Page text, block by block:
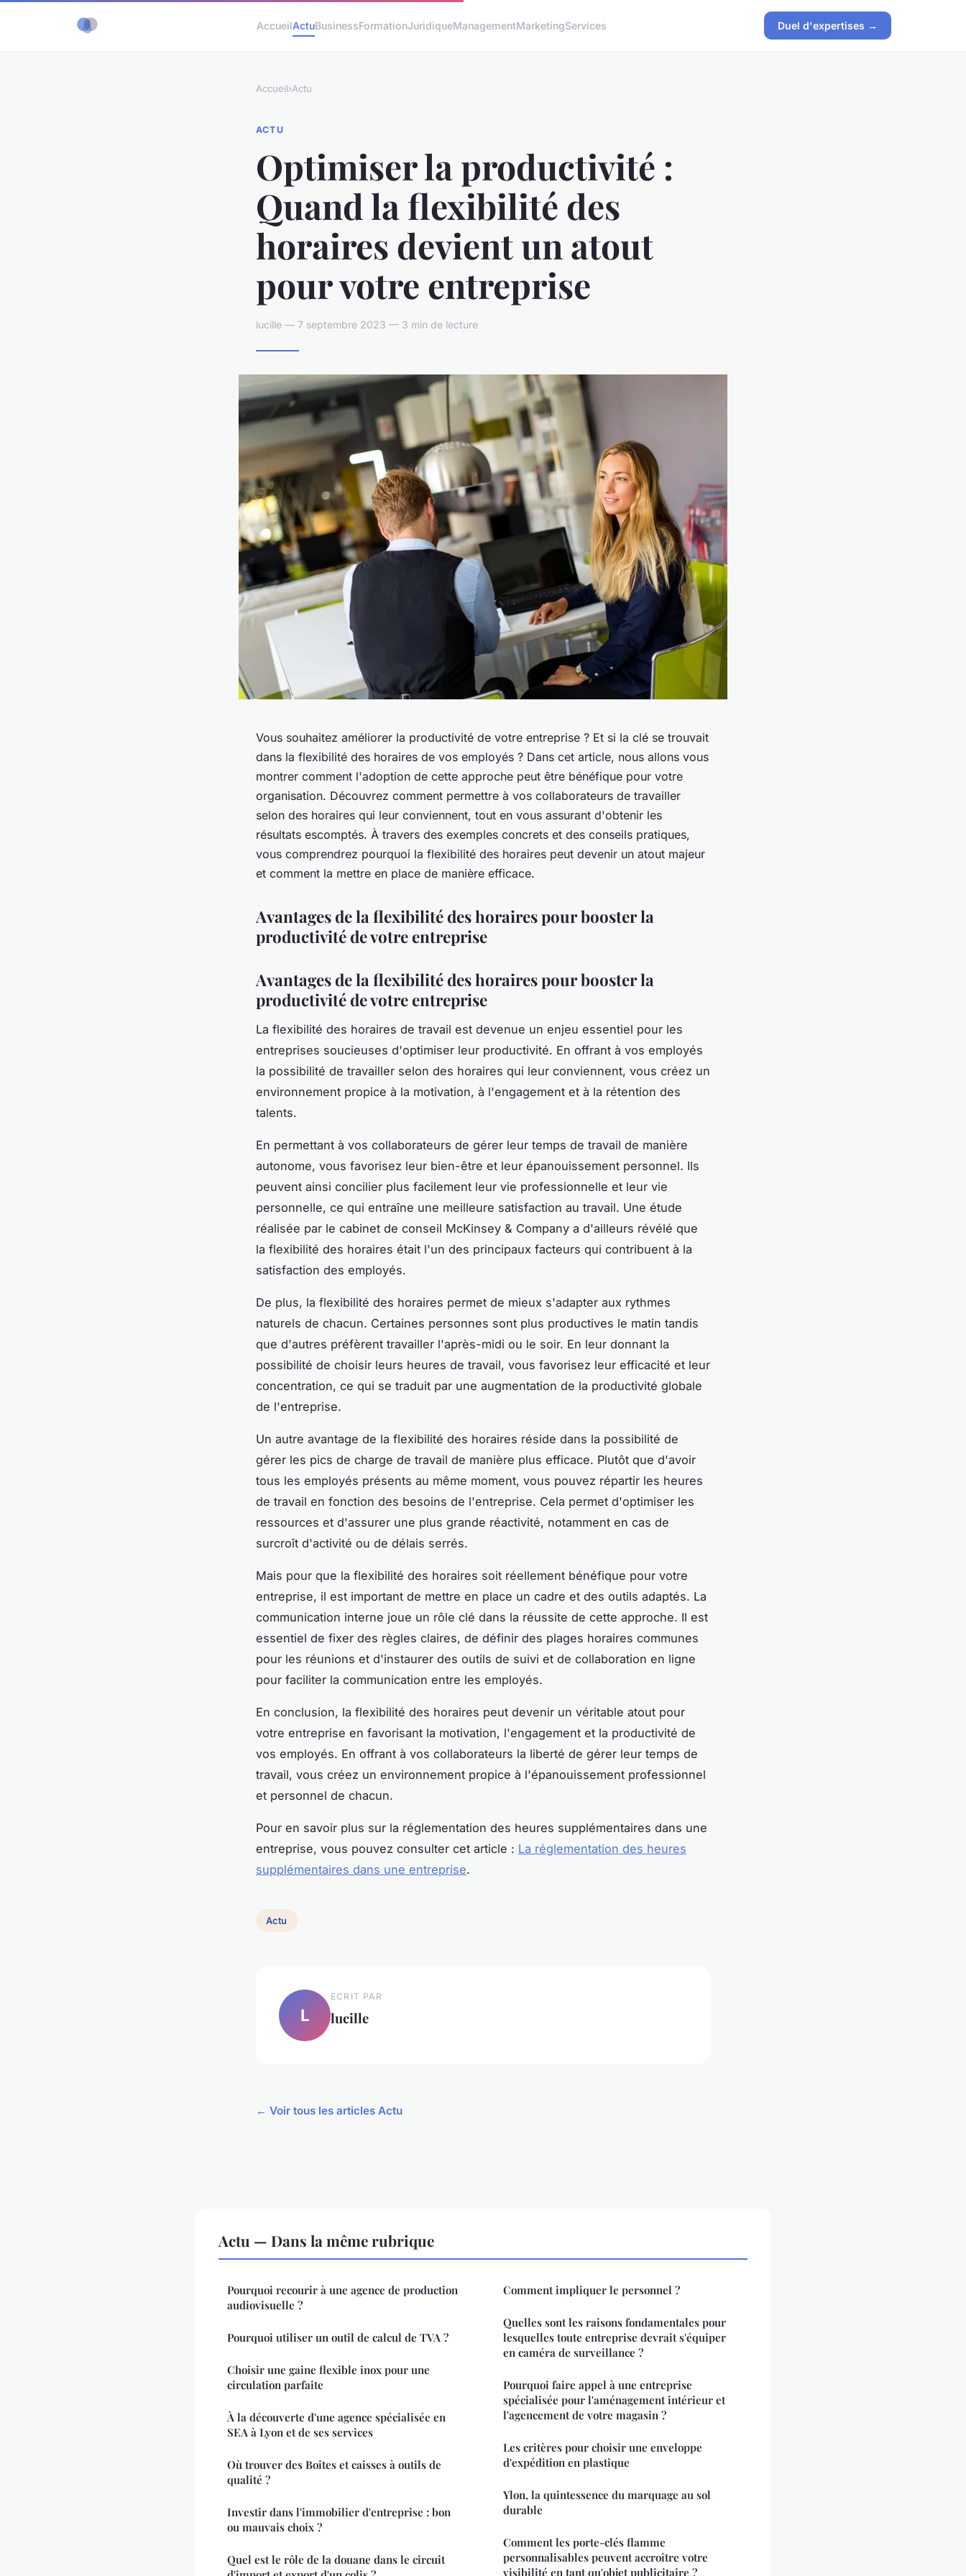
AccueilActuBusinessFormationJuridiqueManagementMarketingServices Duel d'expertises →
Accueil›Actu
ACTU
Optimiser la productivité :
Quand la flexibilité des
horaires devient un atout
pour votre entreprise
lucille — 7 septembre 2023 — 3 min de lecture
Vous souhaitez améliorer la productivité de votre entreprise ? Et si la clé se trouvait
dans la flexibilité des horaires de vos employés ? Dans cet article, nous allons vous
montrer comment l'adoption de cette approche peut être bénéfique pour votre
organisation. Découvrez comment permettre à vos collaborateurs de travailler
selon des horaires qui leur conviennent, tout en vous assurant d'obtenir les
résultats escomptés. À travers des exemples concrets et des conseils pratiques,
vous comprendrez pourquoi la flexibilité des horaires peut devenir un atout majeur
et comment la mettre en place de manière efficace.
Avantages de la flexibilité des horaires pour booster la
productivité de votre entreprise
Avantages de la flexibilité des horaires pour booster la
productivité de votre entreprise
La flexibilité des horaires de travail est devenue un enjeu essentiel pour les
entreprises soucieuses d'optimiser leur productivité. En offrant à vos employés
la possibilité de travailler selon des horaires qui leur conviennent, vous créez un
environnement propice à la motivation, à l'engagement et à la rétention des
talents.
En permettant à vos collaborateurs de gérer leur temps de travail de manière
autonome, vous favorisez leur bien-être et leur épanouissement personnel. Ils
peuvent ainsi concilier plus facilement leur vie professionnelle et leur vie
personnelle, ce qui entraîne une meilleure satisfaction au travail. Une étude
réalisée par le cabinet de conseil McKinsey & Company a d'ailleurs révélé que
la flexibilité des horaires était l'un des principaux facteurs qui contribuent à la
satisfaction des employés.
De plus, la flexibilité des horaires permet de mieux s'adapter aux rythmes
naturels de chacun. Certaines personnes sont plus productives le matin tandis
que d'autres préfèrent travailler l'après-midi ou le soir. En leur donnant la
possibilité de choisir leurs heures de travail, vous favorisez leur efficacité et leur
concentration, ce qui se traduit par une augmentation de la productivité globale
de l'entreprise.
Un autre avantage de la flexibilité des horaires réside dans la possibilité de
gérer les pics de charge de travail de manière plus efficace. Plutôt que d'avoir
tous les employés présents au même moment, vous pouvez répartir les heures
de travail en fonction des besoins de l'entreprise. Cela permet d'optimiser les
ressources et d'assurer une plus grande réactivité, notamment en cas de
surcroît d'activité ou de délais serrés.
Mais pour que la flexibilité des horaires soit réellement bénéfique pour votre
entreprise, il est important de mettre en place un cadre et des outils adaptés. La
communication interne joue un rôle clé dans la réussite de cette approche. Il est
essentiel de fixer des règles claires, de définir des plages horaires communes
pour les réunions et d'instaurer des outils de suivi et de collaboration en ligne
pour faciliter la communication entre les employés.
En conclusion, la flexibilité des horaires peut devenir un véritable atout pour
votre entreprise en favorisant la motivation, l'engagement et la productivité de
vos employés. En offrant à vos collaborateurs la liberté de gérer leur temps de
travail, vous créez un environnement propice à l'épanouissement professionnel
et personnel de chacun.
Pour en savoir plus sur la réglementation des heures supplémentaires dans une
entreprise, vous pouvez consulter cet article : La réglementation des heures
supplémentaires dans une entreprise.
Actu
L
ECRIT PAR
lucille
← Voir tous les articles Actu
Actu — Dans la même rubrique
Pourquoi recourir à une agence de production
audiovisuelle ?
Pourquoi utiliser un outil de calcul de TVA ?
Choisir une gaine flexible inox pour une
circulation parfaite
À la découverte d'une agence spécialisée en
SEA à Lyon et de ses services
Où trouver des Boîtes et caisses à outils de
qualité ?
Investir dans l'immobilier d'entreprise : bon
ou mauvais choix ?
Quel est le rôle de la douane dans le circuit
Comment impliquer le personnel ?
Quelles sont les raisons fondamentales pour
lesquelles toute entreprise devrait s'équiper
en caméra de surveillance ?
Pourquoi faire appel à une entreprise
spécialisée pour l'aménagement intérieur et
l'agencement de votre magasin ?
Les critères pour choisir une enveloppe
d'expédition en plastique
Ylon, la quintessence du marquage au sol
durable
Comment les porte-clés flamme
personnalisables peuvent accroître votre
visibilité en tant qu'objet publicitaire ?